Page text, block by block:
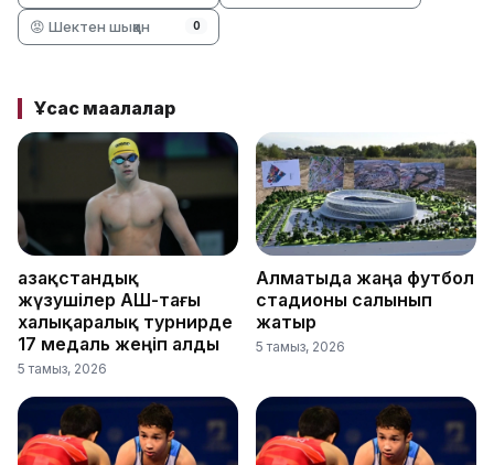
😡 Шектен шыққан 0
Ұқсас мақалалар
Қазақстандық
жүзушілер АҚШ-тағы
халықаралық турнирде
17 медаль жеңіп алды
5 тамыз, 2026
Алматыда жаңа футбол
стадионы салынып
жатыр
5 тамыз, 2026